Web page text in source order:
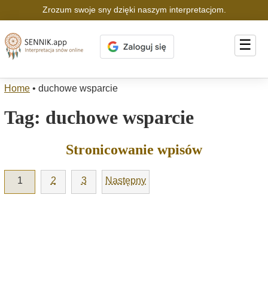
Zrozum swoje sny dzięki naszym interpretacjom.
☰
Home • duchowe wsparcie
Tag: duchowe wsparcie
Stronicowanie wpisów
1 2 3 Następny